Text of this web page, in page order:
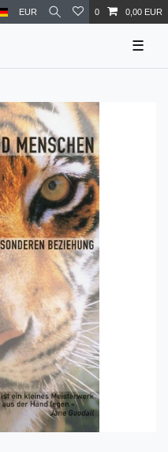
EUR 0 0,00 EUR
☰